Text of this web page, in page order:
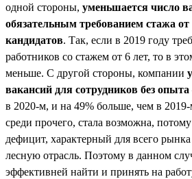
одной стороны, уменьшается число
обязательным требованием стажа от
кандидатов. Так, если в 2019 году
работников со стажем от 6 лет, то в
меньше. С другой стороны, компании
вакансий для сотрудников без опыта
в 2020-м, и на 49% больше, чем в
среди прочего, стала возможна,
дефицит, характерный для всего рынка
лесную отрасль. Поэтому в данном
эффективней найти и принять на